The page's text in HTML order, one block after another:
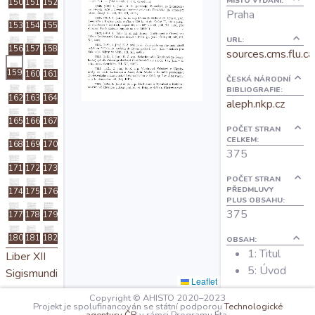
O projektu
Autoři
Nápověda
150 151 152
153 154 155
156 157 158
159 160 161
162 163 164
165 166 167
168 169 170
171 172 173
174 175 176
177 178 179
180 181 182
Liber XII
Sigismundi
Leaflet
Praha
URL:
ČESKÁ NÁRODNÍ
BIBLIOGRAFIE:
aleph.nkp.cz
POČET STRAN
CELKEM:
375
POČET STRAN
PŘEDMLUVY
PLUS OBSAHU:
375
OBSAH:
1: Titul
5: Úvod
15: Zkratky
17: Liber I
Copyright © AHISTO 2020–2023
Projekt je spolufinancován se státní podporouTechnologické